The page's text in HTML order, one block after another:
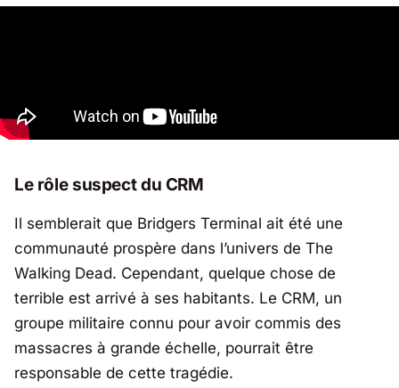
Le rôle suspect du CRM
Il semblerait que Bridgers Terminal ait été une
communauté prospère dans l’univers de The
Walking Dead. Cependant, quelque chose de
terrible est arrivé à ses habitants. Le CRM, un
groupe militaire connu pour avoir commis des
massacres à grande échelle, pourrait être
responsable de cette tragédie.